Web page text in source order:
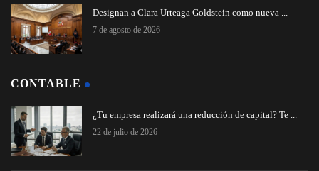
Designan a Clara Urteaga Goldstein como nueva ...
7 de agosto de 2026
CONTABLE
¿Tu empresa realizará una reducción de capital? Te ...
22 de julio de 2026